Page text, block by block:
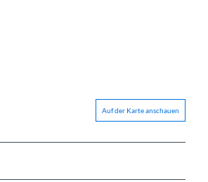
Auf der Karte anschauen